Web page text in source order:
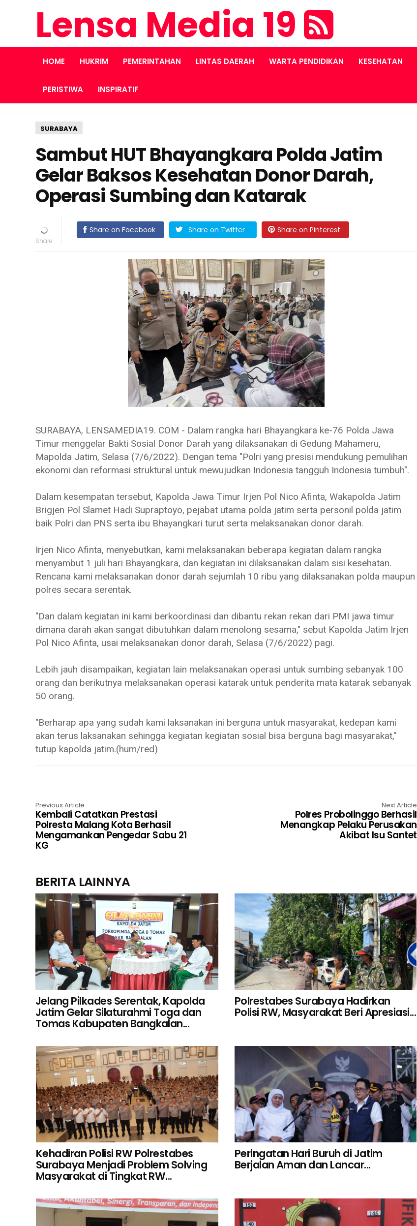
Lensa Media 19
HOME HUKRIM PEMERINTAHAN LINTAS DAERAH WARTA PENDIDIKAN KESEHATAN
PERISTIWA INSPIRATIF
SURABAYA
Sambut HUT Bhayangkara Polda Jatim
Gelar Baksos Kesehatan Donor Darah,
Operasi Sumbing dan Katarak
Share on Facebook Share on Twitter Share on Pinterest
SURABAYA, LENSAMEDIA19. COM - Dalam rangka hari Bhayangkara ke-76 Polda Jawa
Timur menggelar Bakti Sosial Donor Darah yang dilaksanakan di Gedung Mahameru,
Mapolda Jatim, Selasa (7/6/2022). Dengan tema "Polri yang presisi mendukung pemulihan
ekonomi dan reformasi struktural untuk mewujudkan Indonesia tangguh Indonesia tumbuh".
Dalam kesempatan tersebut, Kapolda Jawa Timur Irjen Pol Nico Afinta, Wakapolda Jatim
Brigjen Pol Slamet Hadi Supraptoyo, pejabat utama polda jatim serta personil polda jatim
baik Polri dan PNS serta ibu Bhayangkari turut serta melaksanakan donor darah.
Irjen Nico Afinta, menyebutkan, kami melaksanakan beberapa kegiatan dalam rangka
menyambut 1 juli hari Bhayangkara, dan kegiatan ini dilaksanakan dalam sisi kesehatan.
Rencana kami melaksanakan donor darah sejumlah 10 ribu yang dilaksanakan polda maupun
polres secara serentak.
"Dan dalam kegiatan ini kami berkoordinasi dan dibantu rekan rekan dari PMI jawa timur
dimana darah akan sangat dibutuhkan dalam menolong sesama," sebut Kapolda Jatim Irjen
Pol Nico Afinta, usai melaksanakan donor darah, Selasa (7/6/2022) pagi.
Lebih jauh disampaikan, kegiatan lain melaksanakan operasi untuk sumbing sebanyak 100
orang dan berikutnya melaksanakan operasi katarak untuk penderita mata katarak sebanyak
50 orang.
"Berharap apa yang sudah kami laksanakan ini berguna untuk masyarakat, kedepan kami
akan terus laksanakan sehingga kegiatan kegiatan sosial bisa berguna bagi masyarakat,"
tutup kapolda jatim.(hum/red)
Previous Article
Kembali Catatkan Prestasi
Polresta Malang Kota Berhasil
Mengamankan Pengedar Sabu 21
KG
Next Article
Polres Probolinggo Berhasil
Menangkap Pelaku Perusakan
Akibat Isu Santet
BERITA LAINNYA
Jelang Pilkades Serentak, Kapolda
Jatim Gelar Silaturahmi Toga dan
Tomas Kabupaten Bangkalan...
Polrestabes Surabaya Hadirkan
Polisi RW, Masyarakat Beri Apresiasi...
Kehadiran Polisi RW Polrestabes
Surabaya Menjadi Problem Solving
Masyarakat di Tingkat RW...
Peringatan Hari Buruh di Jatim
Berjalan Aman dan Lancar...